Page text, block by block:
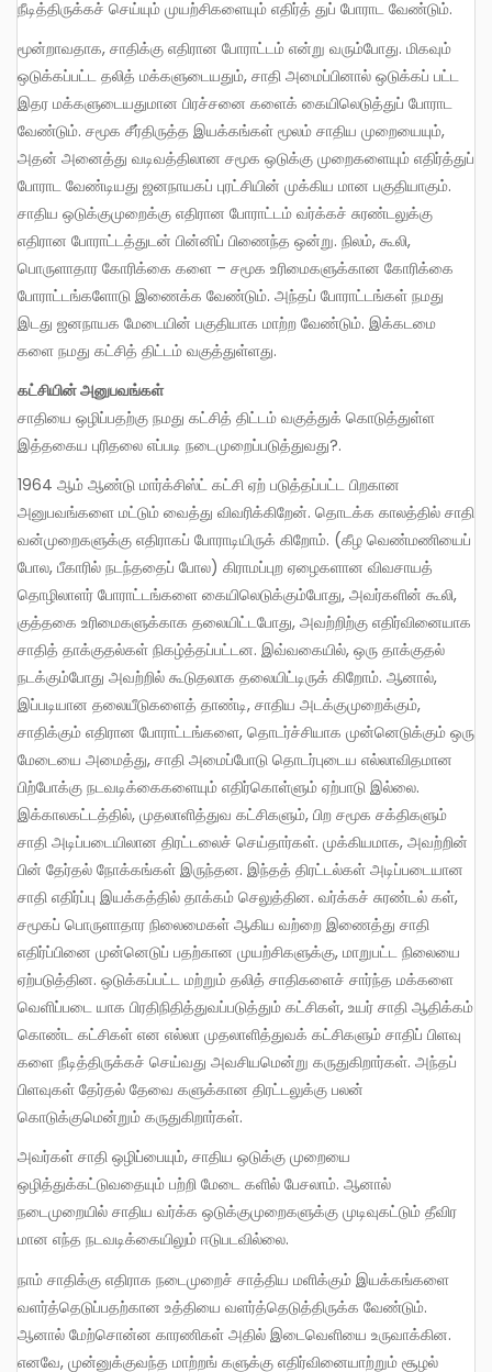
நீடித்திருக்கச் செய்யும் முயற்சிகளையும் எதிர்த் துப் போராட வேண்டும்.
மூன்றாவதாக, சாதிக்கு எதிரான போராட்டம் என்று வரும்போது. மிகவும்
ஒடுக்கப்பட்ட தலித் மக்களுடையதும், சாதி அமைப்பினால் ஒடுக்கப் பட்ட
இதர மக்களுடையதுமான பிரச்சனை களைக் கையிலெடுத்துப் போராட
வேண்டும். சமூக சீர்திருத்த இயக்கங்கள் மூலம் சாதிய முறையையும்,
அதன் அனைத்து வடிவத்திலான சமூக ஒடுக்கு முறைகளையும் எதிர்த்துப்
போராட வேண்டியது ஜனநாயகப் புரட்சியின் முக்கிய மான பகுதியாகும்.
சாதிய ஒடுக்குமுறைக்கு எதிரான போராட்டம் வர்க்கச் சுரண்டலுக்கு
எதிரான போராட்டத்துடன் பின்னிப் பிணைந்த ஒன்று. நிலம், கூலி,
பொருளாதார கோரிக்கை களை – சமூக உரிமைகளுக்கான கோரிக்கை
போராட்டங்களோடு இணைக்க வேண்டும். அந்தப் போராட்டங்கள் நமது
இடது ஜனநாயக மேடையின் பகுதியாக மாற்ற வேண்டும். இக்கடமை
களை நமது கட்சித் திட்டம் வகுத்துள்ளது.
கட்சியின் அனுபவங்கள்
சாதியை ஒழிப்பதற்கு நமது கட்சித் திட்டம் வகுத்துக் கொடுத்துள்ள
இத்தகைய புரிதலை எப்படி நடைமுறைப்படுத்துவது?.
1964 ஆம் ஆண்டு மார்க்சிஸ்ட் கட்சி ஏற் படுத்தப்பட்ட பிறகான
அனுபவங்களை மட்டும் வைத்து விவரிக்கிறேன். தொடக்க காலத்தில் சாதி
வன்முறைகளுக்கு எதிராகப் போராடியிருக் கிறோம். (கீழ வெண்மணியைப்
போல, பீகாரில் நடந்ததைப் போல) கிராமப்புற ஏழைகளான விவசாயத்
தொழிலாளர் போராட்டங்களை கையிலெடுக்கும்போது, அவர்களின் கூலி,
குத்தகை உரிமைகளுக்காக தலையிட்டபோது, அவற்றிற்கு எதிர்வினையாக
சாதித் தாக்குதல்கள் நிகழ்த்தப்பட்டன. இவ்வகையில், ஒரு தாக்குதல்
நடக்கும்போது அவற்றில் கூடுதலாக தலையிட்டிருக் கிறோம். ஆனால்,
இப்படியான தலையீடுகளைத் தாண்டி, சாதிய அடக்குமுறைக்கும்,
சாதிக்கும் எதிரான போராட்டங்களை, தொடர்ச்சியாக முன்னெடுக்கும் ஒரு
மேடையை அமைத்து, சாதி அமைப்போடு தொடர்புடைய எல்லாவிதமான
பிற்போக்கு நடவடிக்கைகளையும் எதிர்கொள்ளும் ஏற்பாடு இல்லை.
இக்காலகட்டத்தில், முதலாளித்துவ கட்சிகளும், பிற சமூக சக்திகளும்
சாதி அடிப்படையிலான திரட்டலைச் செய்தார்கள். முக்கியமாக, அவற்றின்
பின் தேர்தல் நோக்கங்கள் இருந்தன. இந்தத் திரட்டல்கள் அடிப்படையான
சாதி எதிர்ப்பு இயக்கத்தில் தாக்கம் செலுத்தின. வர்க்கச் சுரண்டல் கள்,
சமூகப் பொருளாதார நிலைமைகள் ஆகிய வற்றை இணைத்து சாதி
எதிர்ப்பினை முன்னெடுப் பதற்கான முயற்சிகளுக்கு, மாறுபட்ட நிலையை
ஏற்படுத்தின. ஒடுக்கப்பட்ட மற்றும் தலித் சாதிகளைச் சார்ந்த மக்களை
வெளிப்படை யாக பிரதிநிதித்துவப்படுத்தும் கட்சிகள், உயர் சாதி ஆதிக்கம்
கொண்ட கட்சிகள் என எல்லா முதலாளித்துவக் கட்சிகளும் சாதிப் பிளவு
களை நீடித்திருக்கச் செய்வது அவசியமென்று கருதுகிறார்கள். அந்தப்
பிளவுகள் தேர்தல் தேவை களுக்கான திரட்டலுக்கு பலன்
கொடுக்குமென்றும் கருதுகிறார்கள்.
அவர்கள் சாதி ஒழிப்பையும், சாதிய ஒடுக்கு முறையை
ஒழித்துக்கட்டுவதையும் பற்றி மேடை களில் பேசலாம். ஆனால்
நடைமுறையில் சாதிய வர்க்க ஒடுக்குமுறைகளுக்கு முடிவுகட்டும் தீவிர
மான எந்த நடவடிக்கையிலும் ஈடுபடவில்லை.
நாம் சாதிக்கு எதிராக நடைமுறைச் சாத்திய மளிக்கும் இயக்கங்களை
வளர்த்தெடுப்பதற்கான உத்தியை வளர்த்தெடுத்திருக்க வேண்டும்.
ஆனால் மேற்சொன்ன காரணிகள் அதில் இடைவெளியை உருவாக்கின.
எனவே, முன்னுக்குவந்த மாற்றங் களுக்கு எதிர்வினையாற்றும் சூழல்